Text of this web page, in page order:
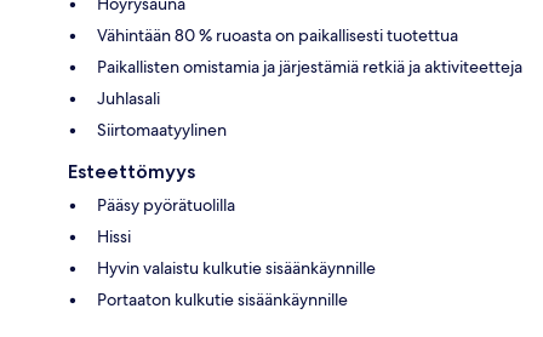
Vähintään 80 % ruoasta on paikallisesti tuotettua
Paikallisten omistamia ja järjestämiä retkiä ja aktiviteetteja
Juhlasali
Siirtomaatyylinen
Esteettömyys
Pääsy pyörätuolilla
Hissi
Hyvin valaistu kulkutie sisäänkäynnille
Portaaton kulkutie sisäänkäynnille